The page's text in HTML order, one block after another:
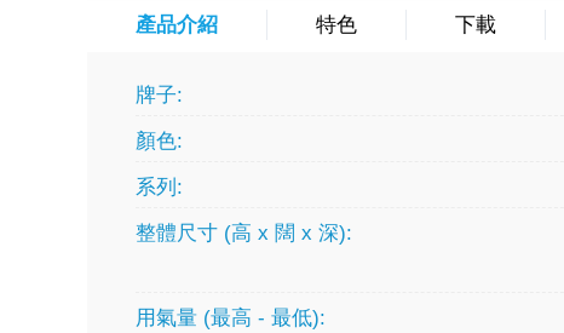
產品介紹 特色 下載
牌子:
顏色:
系列:
整體尺寸 (高 x 闊 x 深):
用氣量 (最高 - 最低):